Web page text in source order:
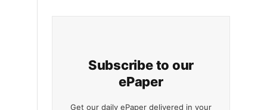
Subscribe to our
ePaper
Get our daily ePaper delivered in your